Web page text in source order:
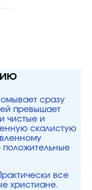
омывает сразу
превышает
чистые и
скалистую
положительные
все
христиане.